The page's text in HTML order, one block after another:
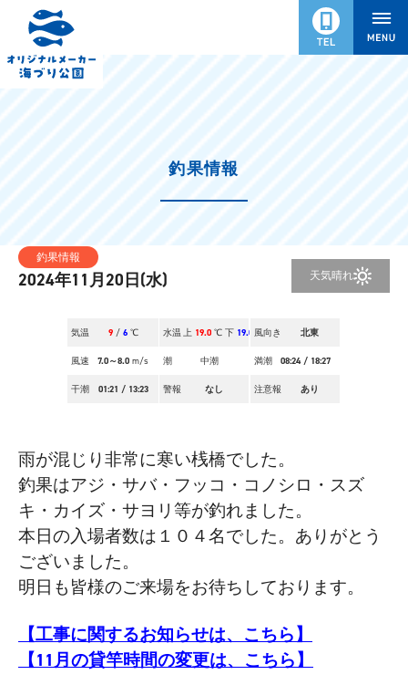
釣果情報
釣果情報
2024年11月20日(水) 天気晴れ
気温 9 / 6 ℃ 水温 上 19.0 ℃ 下 19.0℃
風向き 北東
風速 7.0～8.0 m/s 潮 中潮 満潮 08:24 / 18:27
干潮 01:21 / 13:23 警報 なし 注意報 あり
雨が混じり非常に寒い桟橋でした。
釣果はアジ・サバ・フッコ・コノシロ・スズ
キ・カイズ・サヨリ等が釣れました。
本日の入場者数は１０４名でした。ありがとう
ございました。
明日も皆様のご来場をお待ちしております。
【工事に関するお知らせは、こちら】
【11月の貸竿時間の変更は、こちら】